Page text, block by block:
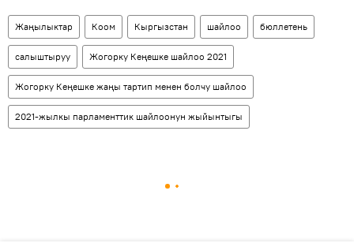
Жаңылыктар Коом Кыргызстан шайлоо бюллетень
салыштыруу Жогорку Кеңешке шайлоо 2021
Жогорку Кеңешке жаңы тартип менен болчу шайлоо
2021-жылкы парламенттик шайлоонун жыйынтыгы